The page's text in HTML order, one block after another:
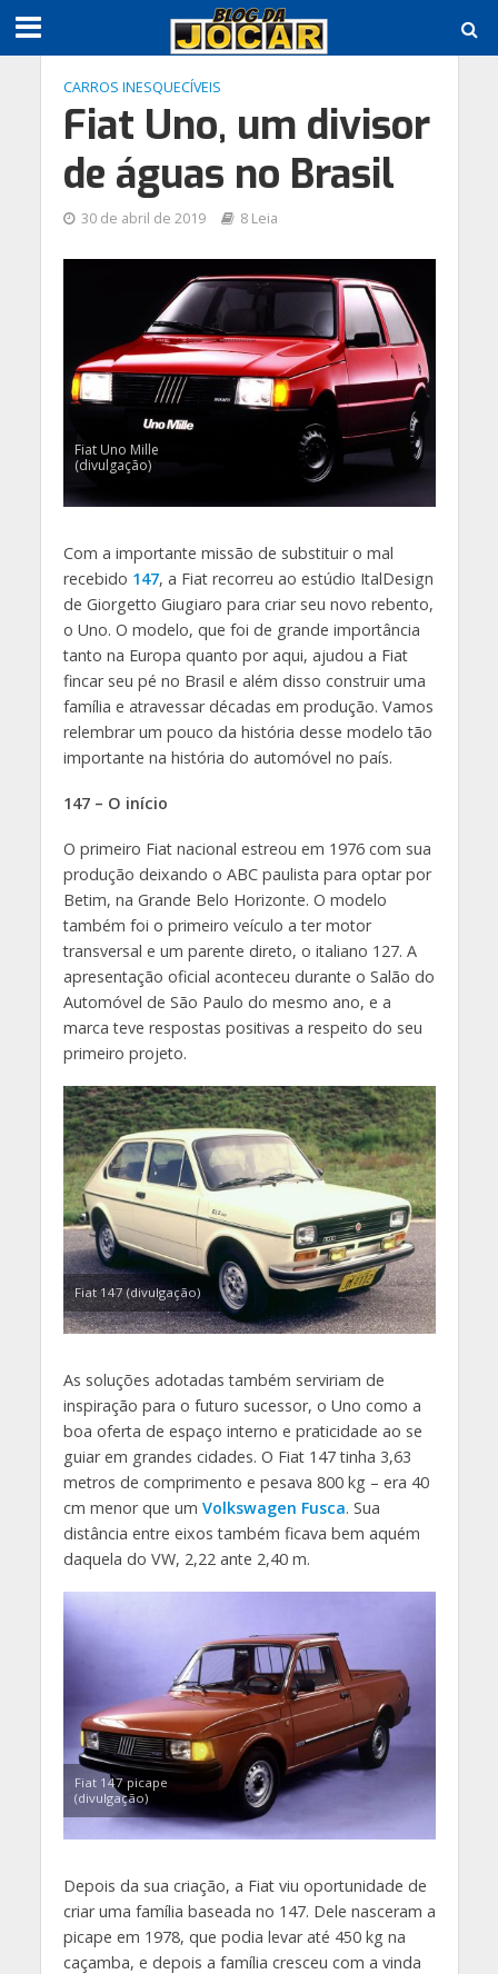
CARROS INESQUECÍVEIS
Fiat Uno, um divisor
de águas no Brasil
30 de abril de 2019 8 Leia
Fiat Uno Mille
(divulgação)
Com a importante missão de substituir o mal
recebido 147, a Fiat recorreu ao estúdio ItalDesign
de Giorgetto Giugiaro para criar seu novo rebento,
o Uno. O modelo, que foi de grande importância
tanto na Europa quanto por aqui, ajudou a Fiat
fincar seu pé no Brasil e além disso construir uma
família e atravessar décadas em produção. Vamos
relembrar um pouco da história desse modelo tão
importante na história do automóvel no país.
147 – O início
O primeiro Fiat nacional estreou em 1976 com sua
produção deixando o ABC paulista para optar por
Betim, na Grande Belo Horizonte. O modelo
também foi o primeiro veículo a ter motor
transversal e um parente direto, o italiano 127. A
apresentação oficial aconteceu durante o Salão do
Automóvel de São Paulo do mesmo ano, e a
marca teve respostas positivas a respeito do seu
primeiro projeto.
Fiat 147 (divulgação)
As soluções adotadas também serviriam de
inspiração para o futuro sucessor, o Uno como a
boa oferta de espaço interno e praticidade ao se
guiar em grandes cidades. O Fiat 147 tinha 3,63
metros de comprimento e pesava 800 kg – era 40
cm menor que um Volkswagen Fusca. Sua
distância entre eixos também ficava bem aquém
daquela do VW, 2,22 ante 2,40 m.
Fiat 147 picape
(divulgação)
Depois da sua criação, a Fiat viu oportunidade de
criar uma família baseada no 147. Dele nasceram a
picape em 1978, que podia levar até 450 kg na
caçamba, e depois a família cresceu com a vinda